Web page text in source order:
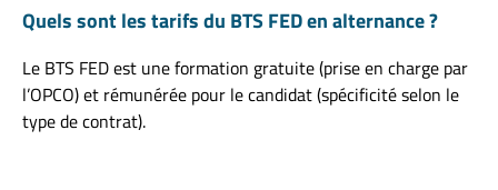
Quels sont les tarifs du BTS FED en alternance ?
Le BTS FED est une formation gratuite (prise en charge par
l’OPCO) et rémunérée pour le candidat (spécificité selon le
type de contrat).